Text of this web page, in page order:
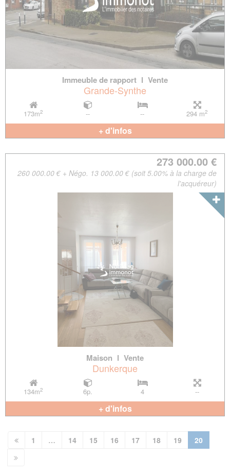
Immeuble de rapport l Vente
Grande-Synthe
173m2 -- -- 294 m2
+ d'infos
273 000.00 €
260 000.00 € + Négo. 13 000.00 € (soit 5.00% à la charge de
l'acquéreur)
Maison l Vente
Dunkerque
134m2 6p. 4 --
+ d'infos
1 … 14 15 16 17 18 19 20